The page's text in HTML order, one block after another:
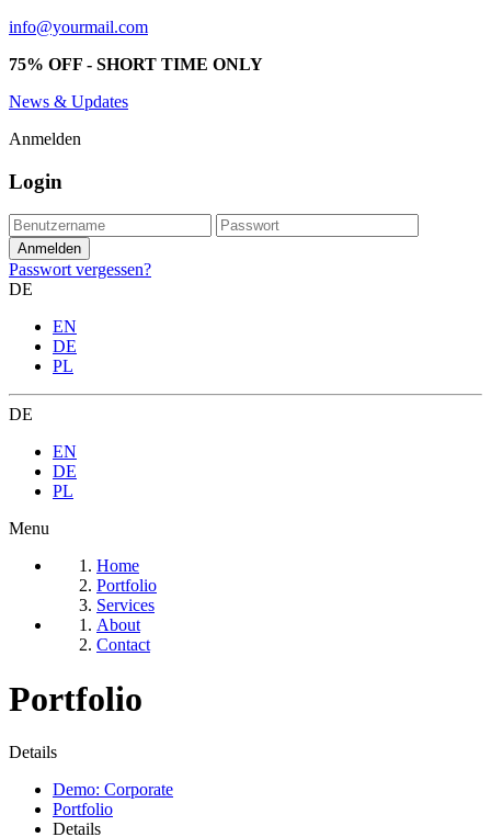
info@yourmail.com
75% OFF - SHORT TIME ONLY
News & Updates
Anmelden
Login
Passwort vergessen?
DE
EN
DE
PL
DE
EN
DE
PL
Menu
Home
Portfolio
Services
About
Contact
Portfolio
Details
Demo: Corporate
Portfolio
Details